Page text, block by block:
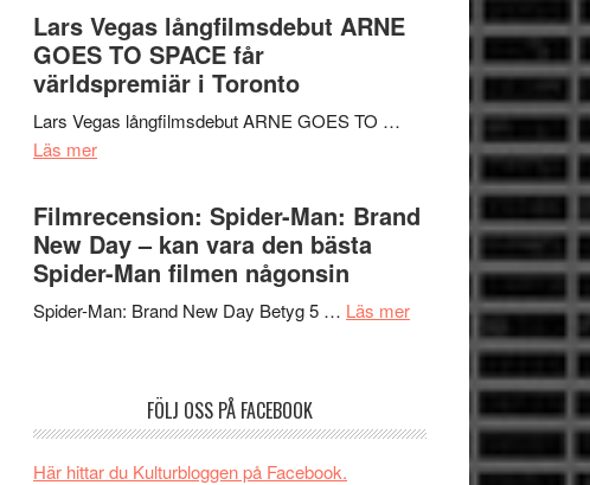
storform
kan
styra
Mauri?
Svärtan
välgjort
människans
mörker
imponerande
skådespelare
Lars Vegas långfilmsdebut ARNE
GOES TO SPACE får
världspremiär i Toronto
Lars Vegas långfilmsdebut ARNE GOES TO …
Läs merom
långfilmsdebut
ARNE
GOES
TO
världspremiär
i
Toronto
Filmrecension: Spider-Man: Brand
New Day – kan vara den bästa
Spider-Man filmen någonsin
Spider-Man: Brand New Day Betyg 5 … Läs merom
Filmrecension:
FÖLJ OSS PÅ FACEBOOK
Här hittar du Kulturbloggen på Facebook.